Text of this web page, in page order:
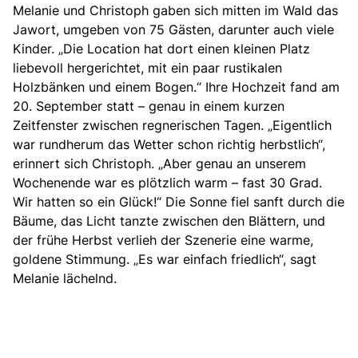
Melanie und Christoph gaben sich mitten im Wald das
Jawort, umgeben von 75 Gästen, darunter auch viele
Kinder. „Die Location hat dort einen kleinen Platz
liebevoll hergerichtet, mit ein paar rustikalen
Holzbänken und einem Bogen.“ Ihre Hochzeit fand am
20. September statt – genau in einem kurzen
Zeitfenster zwischen regnerischen Tagen. „Eigentlich
war rundherum das Wetter schon richtig herbstlich“,
erinnert sich Christoph. „Aber genau an unserem
Wochenende war es plötzlich warm – fast 30 Grad.
Wir hatten so ein Glück!“ Die Sonne fiel sanft durch die
Bäume, das Licht tanzte zwischen den Blättern, und
der frühe Herbst verlieh der Szenerie eine warme,
goldene Stimmung. „Es war einfach friedlich“, sagt
Melanie lächelnd.